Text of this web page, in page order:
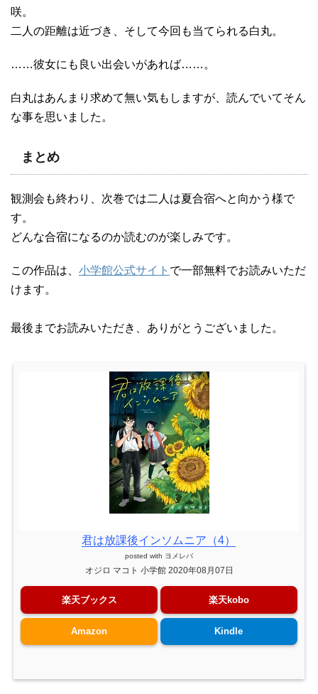
咲。
二人の距離は近づき、そして今回も当てられる白丸。
……彼女にも良い出会いがあれば……。
白丸はあんまり求めて無い気もしますが、読んでいてそん
な事を思いました。
まとめ
観測会も終わり、次巻では二人は夏合宿へと向かう様で
す。
どんな合宿になるのか読むのが楽しみです。
この作品は、 小学館公式サイト で一部無料でお読みいただ
けます。
最後までお読みいただき、ありがとうございました。
君は放課後インソムニア（4）
posted with ヨメレバ
オジロ マコト 小学館 2020年08月07日
楽天ブックス 楽天kobo
Amazon Kindle